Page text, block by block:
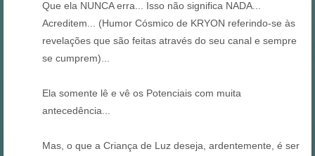
Que ela NUNCA erra... Isso não significa NADA...
Acreditem... (Humor Cósmico de KRYON referindo-se às
revelações que são feitas através do seu canal e sempre
se cumprem)...
Ela somente lê e vê os Potenciais com muita
antecedência...
Mas, o que a Criança de Luz deseja, ardentemente, é ser